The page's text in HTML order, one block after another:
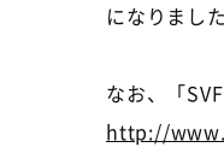
になりました
なお、「
http://